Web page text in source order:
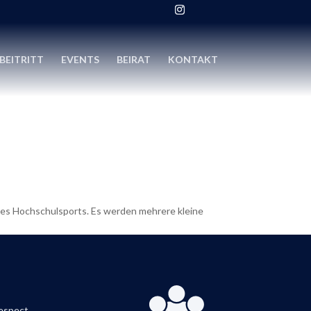
BEITRITT EVENTS BEIRAT KONTAKT
Hochschulsports. Es werden mehrere kleine